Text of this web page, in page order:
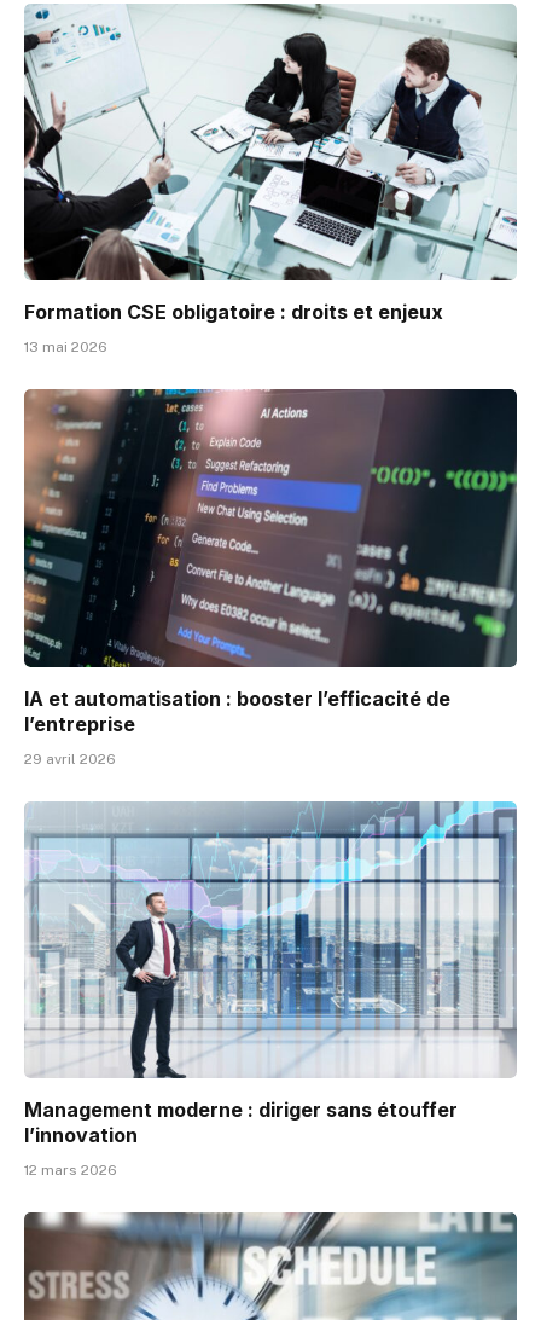
Formation CSE obligatoire : droits et enjeux
13 mai 2026
IA et automatisation : booster l’efficacité de
l’entreprise
29 avril 2026
Management moderne : diriger sans étouffer
l’innovation
12 mars 2026